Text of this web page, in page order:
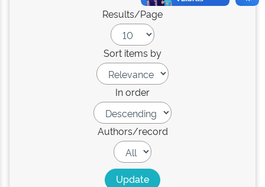
Results/Page
Sort items by
In order
Authors/record